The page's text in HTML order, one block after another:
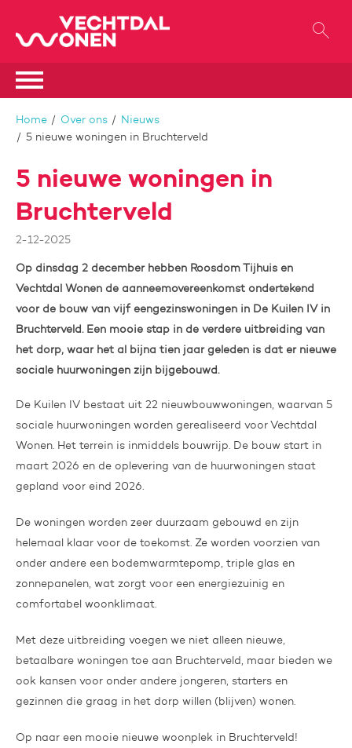
Naar hoofdinhoud
Naar hoofdnavigatiemenu
Naar zoeken
Naar de homepage
Ga naar Hoofd
Home Over ons
Nieuws
5 nieuwe woningen in Bruchterveld
5 nieuwe woningen in
Bruchterveld
2-12-2025
Op dinsdag 2 december hebben Roosdom Tijhuis en
Vechtdal Wonen de aanneemovereenkomst ondertekend
voor de bouw van vijf eengezinswoningen in De Kuilen IV in
Bruchterveld. Een mooie stap in de verdere uitbreiding van
het dorp, waar het al bijna tien jaar geleden is dat er nieuwe
sociale huurwoningen zijn bijgebouwd.
De Kuilen IV bestaat uit 22 nieuwbouwwoningen, waarvan 5
sociale huurwoningen worden gerealiseerd voor Vechtdal
Wonen. Het terrein is inmiddels bouwrijp. De bouw start in
maart 2026 en de oplevering van de huurwoningen staat
gepland voor eind 2026.
De woningen worden zeer duurzaam gebouwd en zijn
helemaal klaar voor de toekomst. Ze worden voorzien van
onder andere een bodemwarmtepomp, triple glas en
zonnepanelen, wat zorgt voor een energiezuinig en
comfortabel woonklimaat.
Met deze uitbreiding voegen we niet alleen nieuwe,
betaalbare woningen toe aan Bruchterveld, maar bieden we
ook kansen voor onder andere jongeren, starters en
gezinnen die graag in het dorp willen (blijven) wonen.
Op naar een mooie nieuwe woonplek in Bruchterveld!